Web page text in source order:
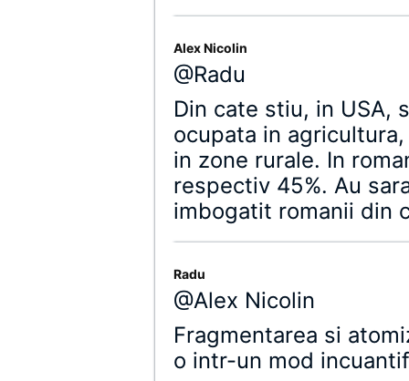
Alex Nicolin
@Radu
Din cate stiu, in USA,
ocupata in
in zone rurale. In
respectiv 45%. Au
imbogatit romanii din
Radu
@Alex Nicolin
Fragmentarea si
o intr-un mod